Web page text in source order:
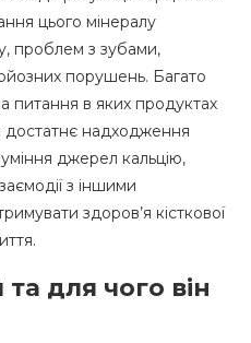
кальцій
в аналізах
для різних груп
приймати дорослим
приймати дітям
організму
кальцій: практичні
цього мінералу
проблем з зубами,
порушень. Багато
питання в яких продуктах
достатнє надходження
джерел кальцію,
з іншими
здоров’я кісткової
для чого він